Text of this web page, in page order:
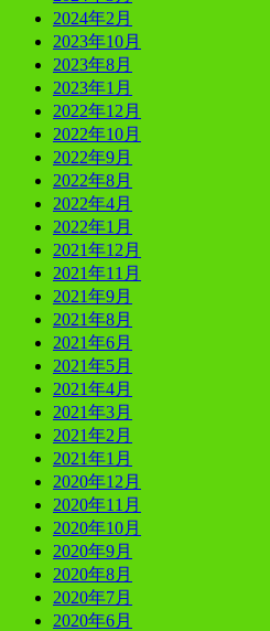
2024年2月
2023年10月
2023年8月
2023年1月
2022年12月
2022年10月
2022年9月
2022年8月
2022年4月
2022年1月
2021年12月
2021年11月
2021年9月
2021年8月
2021年6月
2021年5月
2021年4月
2021年3月
2021年2月
2021年1月
2020年12月
2020年11月
2020年10月
2020年9月
2020年8月
2020年7月
2020年6月